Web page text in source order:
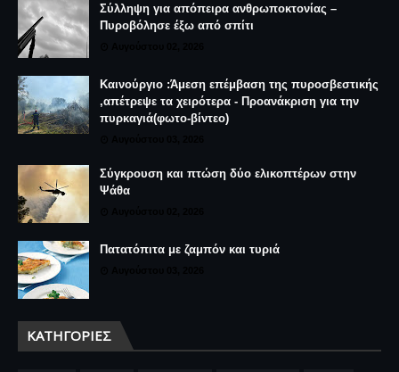
Σύλληψη για απόπειρα ανθρωποκτονίας –
Πυροβόλησε έξω από σπίτι
Καινούργιο :Άμεση επέμβαση της πυροσβεστικής
,απέτρεψε τα χειρότερα - Προανάκριση για την
πυρκαγιά(φωτο-βίντεο)
Σύγκρουση και πτώση δύο ελικοπτέρων στην
Ψάθα
Πατατόπιτα με ζαμπόν και τυριά
ΚΑΤΗΓΟΡΊΕΣ